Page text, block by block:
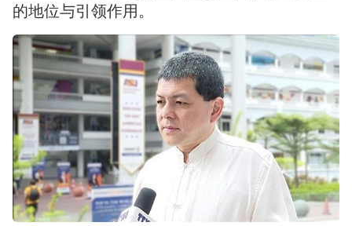
的地位与引领作用。